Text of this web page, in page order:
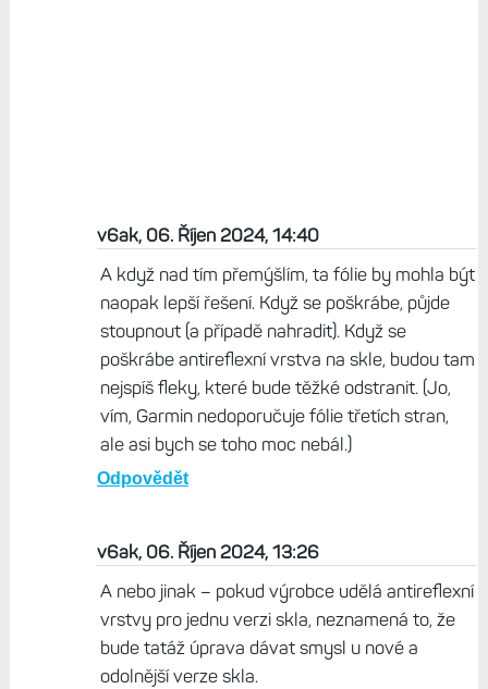
v6ak, 06. Říjen 2024, 14:40
A když nad tím přemýšlím, ta fólie by mohla být
naopak lepší řešení. Když se poškrábe, půjde
stoupnout (a případě nahradit). Když se
poškrábe antireflexní vrstva na skle, budou tam
nejspíš fleky, které bude těžké odstranit. (Jo,
vím, Garmin nedoporučuje fólie třetích stran,
ale asi bych se toho moc nebál.)
Odpovědět
v6ak, 06. Říjen 2024, 13:26
A nebo jinak – pokud výrobce udělá antireflexní
vrstvy pro jednu verzi skla, neznamená to, že
bude tatáž úprava dávat smysl u nové a
odolnější verze skla.